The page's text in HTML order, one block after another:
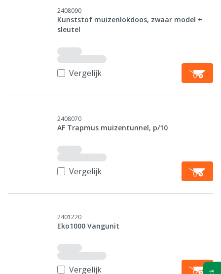
2408090
Kunststof muizenlokdoos, zwaar model +
sleutel
Vergelijk
2408070
AF Trapmus muizentunnel, p/10
Vergelijk
2401220
Eko1000 Vangunit
Vergelijk